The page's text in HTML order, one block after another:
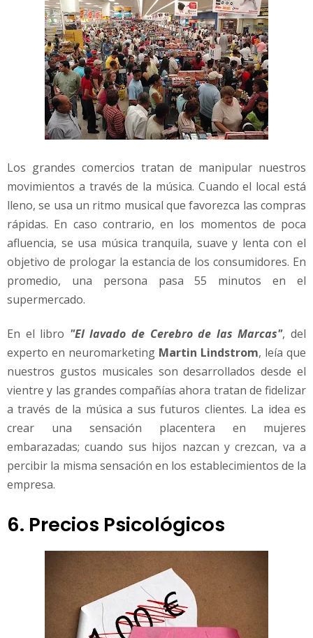
Los grandes comercios tratan de manipular nuestros
movimientos a través de la música. Cuando el local está
lleno, se usa un ritmo musical que favorezca las compras
rápidas. En caso contrario, en los momentos de poca
afluencia, se usa música tranquila, suave y lenta con el
objetivo de prologar la estancia de los consumidores. En
promedio, una persona pasa 55 minutos en el
supermercado.
En el libro "El lavado de Cerebro de las Marcas", del
experto en neuromarketing Martin Lindstrom, leía que
nuestros gustos musicales son desarrollados desde el
vientre y las grandes compañías ahora tratan de fidelizar
a través de la música a sus futuros clientes. La idea es
crear una sensación placentera en mujeres
embarazadas; cuando sus hijos nazcan y crezcan, va a
percibir la misma sensación en los establecimientos de la
empresa.
6. Precios Psicológicos